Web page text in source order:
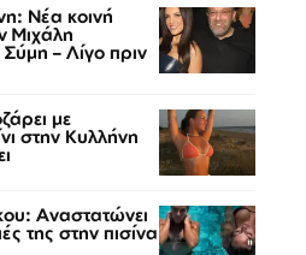
Νέα κοινή
Μιχάλη
– Λίγο πριν
με
στην Κυλλήνη
Αναστατώνει
της στην πισίνα